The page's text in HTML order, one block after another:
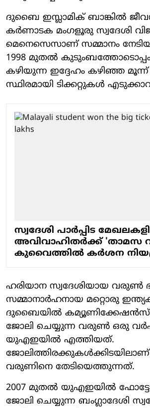
ദുബൈ ഇസ്ലാമിക് ബാങ്കില്‍
കര്‍ണാടക മംഗളൂരു സ്വദേശി
മെനെസെസാണ് സമ്മാനം
1998 മുതല്‍
കഴിയുന്ന ഇദ്ദേഹം കഴിഞ്ഞ
സ്ഥിരമായി ടിക്കറ്റുകള്‍
സ്വദേശി പാര്‍പ്പിട
അവിവാഹിതര്‍ക്ക് 'താമസ
കുവൈത്തില്‍ കര്‍ശന
ഹരിയാന സ്വദേശിയായ വരുണ്‍
സമ്മാനാര്‍ഹനായ മറ്റൊരു
ദുബൈയില്‍ കമ്യൂണിക്കേഷന്‍സ്
ജോലി ചെയ്യുന്ന വരുണ്‍ ഒരു
യുഎഇയില്‍ എത്തിയത്.
ജോലിത്തിരക്കുകള്‍ക്കിടയിലാണ്
വരുണിനെ തേടിയെത്തുന്നത്.
2007 മുതല്‍ യുഎഇയില്‍
ജോലി ചെയ്യുന്ന ബംഗ്ലാദേശി